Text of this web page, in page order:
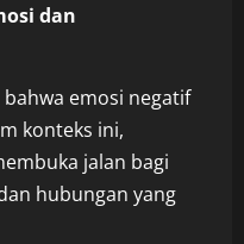
dan
emosi negatif
konteks ini,
jalan bagi
hubungan yang